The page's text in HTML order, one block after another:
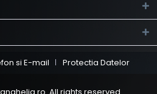
si E-mail Protectia Datelor